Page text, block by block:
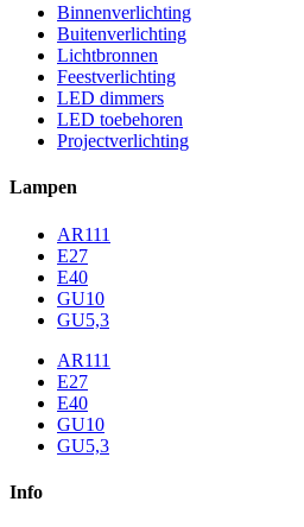
Binnenverlichting
Buitenverlichting
Lichtbronnen
Feestverlichting
LED dimmers
LED toebehoren
Projectverlichting
Lampen
AR111
E27
E40
GU10
GU5,3
AR111
E27
E40
GU10
GU5,3
Info